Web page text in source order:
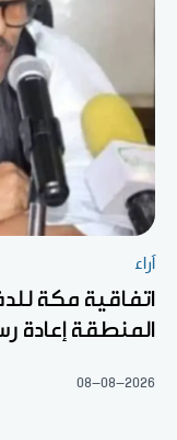
آراء
اتفاقية مكة
المنطقة إعادة
08-08-2026